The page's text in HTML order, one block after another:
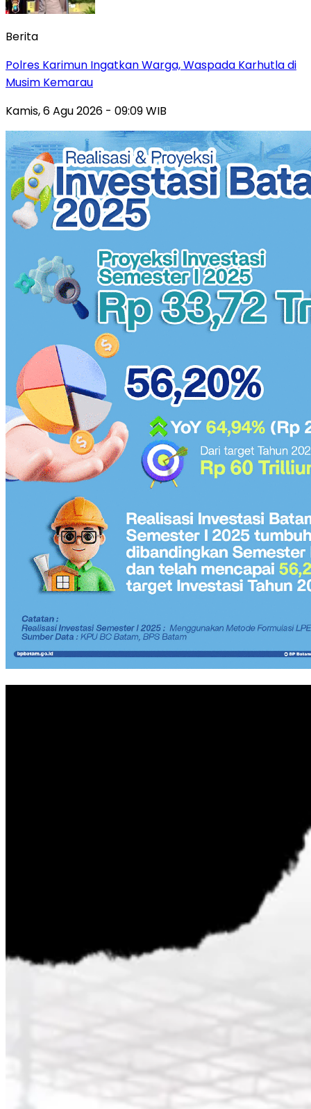
Berita
Polres Karimun Ingatkan Warga, Waspada Karhutla di
Musim Kemarau
Kamis, 6 Agu 2026 - 09:09 WIB